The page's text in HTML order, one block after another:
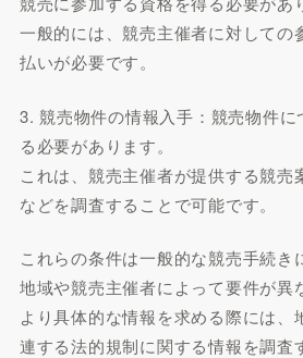
一般的には、競売主催者に対しての
払いが必要です。
3. 競売物件の情報入手：競売物件
る必要があります。
これは、競売主催者が提供する競売
などを調査することで可能です。
これらの条件は一般的な競売手続き
地域や競売主催者によって要件が異
より具体的な情報を求める際には、
連する法的規制に関する情報を調査